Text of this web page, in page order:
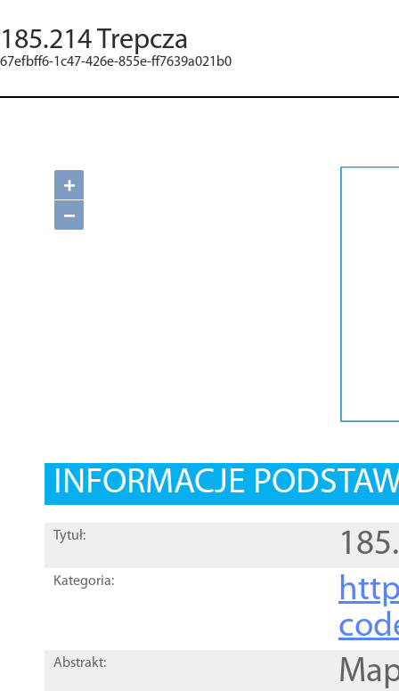
185.214 Trepcza
67efbff6-1c47-426e-855e-ff7639a021b0
+
−
INFORMACJE
Tytuł:
Kategoria:
Abstrakt: